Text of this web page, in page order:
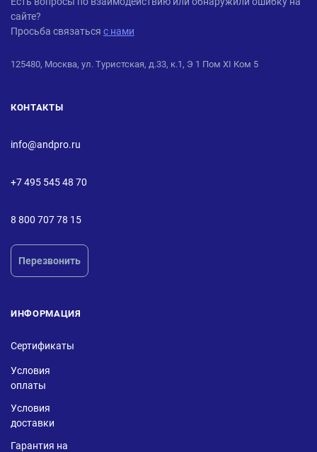
сайте?
Просьба связаться с нами
125480, Москва, ул. Туристская, д.33, к.1, Э 1 Пом XI Ком 5
КОНТАКТЫ
info@andpro.ru
+7 495 545 48 70
8 800 707 78 15
Перезвонить
ИНФОРМАЦИЯ
Сертификаты
Условия
оплаты
Условия
доставки
Гарантия на